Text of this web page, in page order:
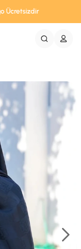
Ücretsizdir